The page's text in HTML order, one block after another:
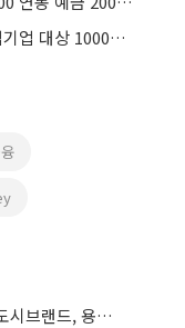
BNK부산은행, 중동분쟁 여파에 수출입기업 대상 1000억 특화대출 지원
령실 CI 업체가 수행